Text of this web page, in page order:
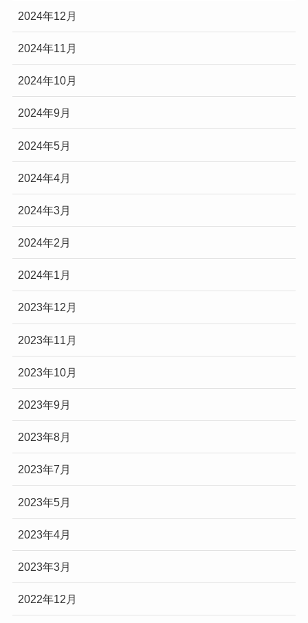
2024年12月
2024年11月
2024年10月
2024年9月
2024年5月
2024年4月
2024年3月
2024年2月
2024年1月
2023年12月
2023年11月
2023年10月
2023年9月
2023年8月
2023年7月
2023年5月
2023年4月
2023年3月
2022年12月